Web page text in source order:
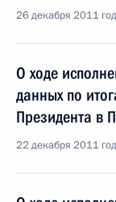
26 декабря 2011
О ходе
данных по
Президента в
22 декабря 2011